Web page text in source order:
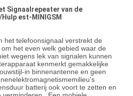
Signaalrepeater van de
est-MINIGSM
het telefoonsignaal verstrekt de
het even welk gebied waar de
wegens lek van signalen kunnen
kenmerkt gemakkelijke
in binnenantenne en geen
batterij ook voort te zetten en